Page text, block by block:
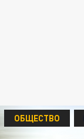
ОБЩЕСТВО